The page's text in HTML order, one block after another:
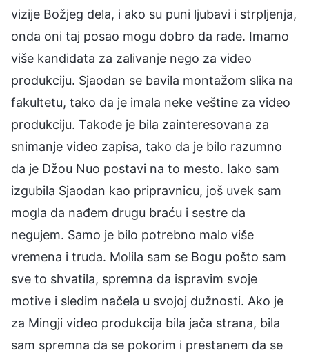
vizije Božjeg dela, i ako su puni ljubavi i strpljenja,
onda oni taj posao mogu dobro da rade. Imamo
više kandidata za zalivanje nego za video
produkciju. Sjaodan se bavila montažom slika na
fakultetu, tako da je imala neke veštine za video
produkciju. Takođe je bila zainteresovana za
snimanje video zapisa, tako da je bilo razumno
da je Džou Nuo postavi na to mesto. Iako sam
izgubila Sjaodan kao pripravnicu, još uvek sam
mogla da nađem drugu braću i sestre da
negujem. Samo je bilo potrebno malo više
vremena i truda. Molila sam se Bogu pošto sam
sve to shvatila, spremna da ispravim svoje
motive i sledim načela u svojoj dužnosti. Ako je
za Mingji video produkcija bila jača strana, bila
sam spremna da se pokorim i prestanem da se